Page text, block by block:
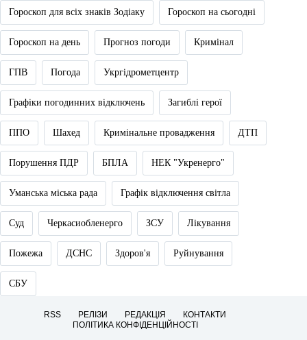
Гороскоп для всіх знаків Зодіаку Гороскоп на сьогодні
Гороскоп на день Прогноз погоди Кримінал
ГПВ Погода Укргідрометцентр
Графіки погодинних відключень Загиблі герої
ППО Шахед Кримінальне провадження ДТП
Порушення ПДР БПЛА НЕК "Укренерго"
Уманська міська рада Графік відключення світла
Суд Черкасиобленерго ЗСУ Лікування
Пожежа ДСНС Здоров'я Руйнування
СБУ
RSS РЕЛІЗИ РЕДАКЦІЯ
КОНТАКТИ
ПОЛІТИКА КОНФІДЕНЦІЙНОСТІ